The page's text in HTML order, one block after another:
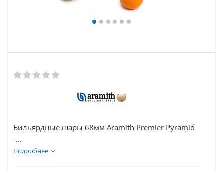
Бильярдные шары 68мм Aramith Premier Pyramid
-...
Подробнее